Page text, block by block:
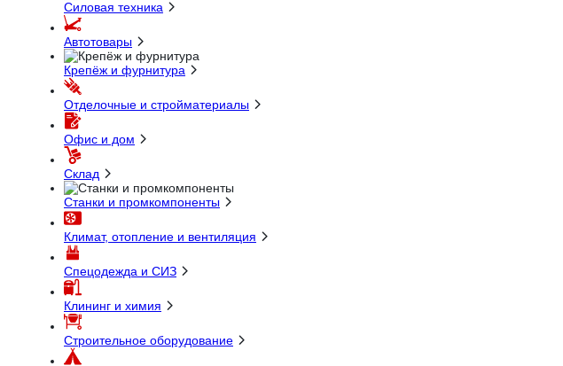
Силовая техника
Автотовары
Крепёж и фурнитура
Отделочные и стройматериалы
Офис и дом
Склад
Станки и промкомпоненты
Климат, отопление и вентиляция
Спецодежда и СИЗ
Клининг и химия
Строительное оборудование